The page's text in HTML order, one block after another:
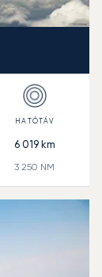
6 019km
3 250 NM